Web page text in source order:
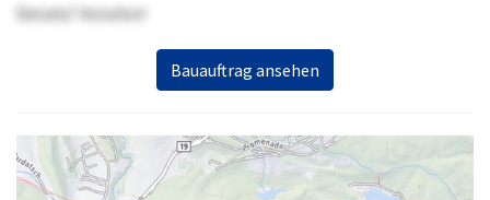
Details? Anrufen!
Bauauftrag ansehen